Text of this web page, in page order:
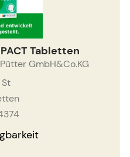
Tabletten
GmbH&Co.KG
St